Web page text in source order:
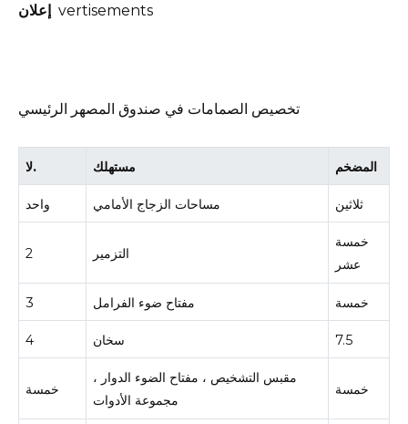
إعلان vertisements
تخصيص الصمامات في صندوق المصهر الرئيسي
لا. مستهلك المضخم
واحد مساحات الزجاج الأمامي ثلاثين
2 التزمير
خمسة
عشر
3 مفتاح ضوء الفرامل خمسة
4 سخان 7.5
خمسة
مقبس التشخيص ، مفتاح الضوء الدوار ،
مجموعة الأدوات
خمسة